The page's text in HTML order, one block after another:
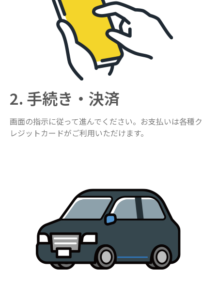
2. 手続き・決済
画面の指示に従って進んでください。お支払いは各種ク
レジットカードがご利用いただけます。